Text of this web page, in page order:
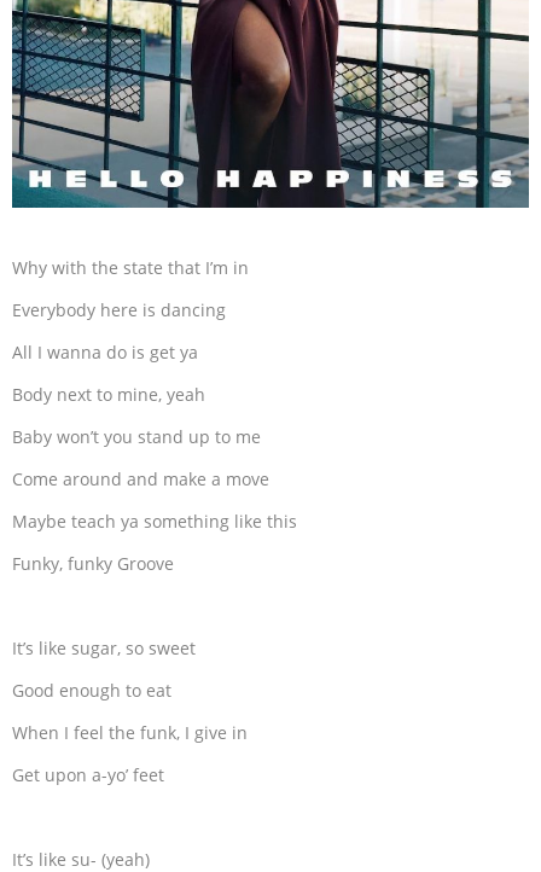
Why with the state that I’m in
Everybody here is dancing
All I wanna do is get ya
Body next to mine, yeah
Baby won’t you stand up to me
Come around and make a move
Maybe teach ya something like this
Funky, funky Groove
It’s like sugar, so sweet
Good enough to eat
When I feel the funk, I give in
Get upon a-yo’ feet
It’s like su- (yeah)